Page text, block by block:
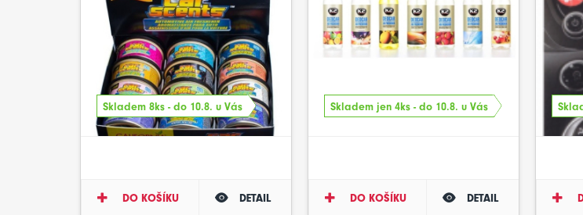
Skladem 8ks - do 10.8. u Vás
DO KOŠÍKU DETAIL
Skladem jen 4ks - do 10.8. u Vás
DO KOŠÍKU DETAIL